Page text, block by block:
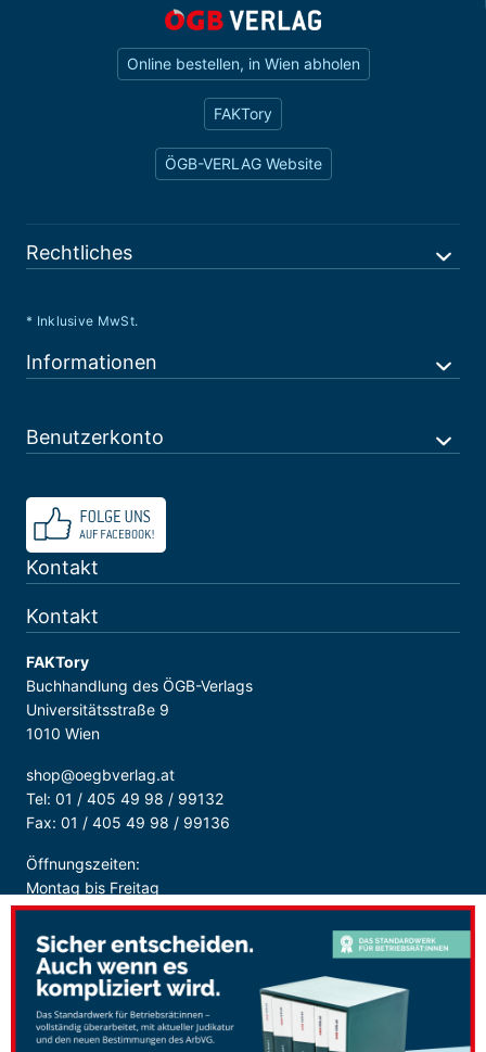
Online bestellen, in Wien abholen
FAKTory
ÖGB-VERLAG Website
Rechtliches
* Inklusive MwSt.
Informationen
Benutzerkonto
Kontakt
Kontakt
FAKTory
Buchhandlung des ÖGB-Verlags
Universitätsstraße 9
1010 Wien
shop@oegbverlag.at
Tel: 01 / 405 49 98 / 99132
Fax: 01 / 405 49 98 / 99136
Öffnungszeiten:
Montag bis Freitag
9:00 - 18:00 Uhr
durchgehend
Sicher Bezahlen: